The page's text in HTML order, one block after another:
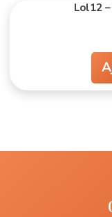
Lol12